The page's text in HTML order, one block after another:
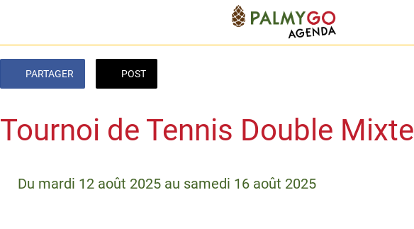
PARTAGER POST
Tournoi de Tennis Double Mixte
Du mardi 12 août 2025 au samedi 16 août 2025